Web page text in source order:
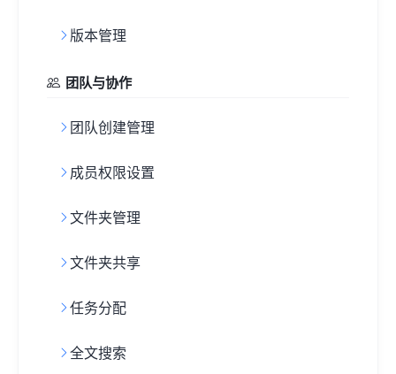
版本管理
团队与协作
团队创建管理
成员权限设置
文件夹管理
文件夹共享
任务分配
全文搜索